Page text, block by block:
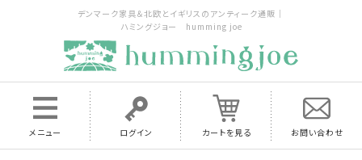
デンマーク家具＆北欧とイギリスのアンティーク通販｜
ハミングジョー humming joe
メニュー ログイン カートを見る お問い合わせ